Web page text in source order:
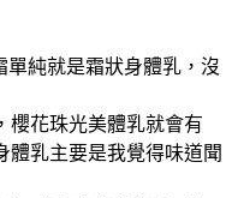
純就是霜狀身體乳，沒
櫻花珠光美體乳就會有
體乳主要是我覺得味道聞